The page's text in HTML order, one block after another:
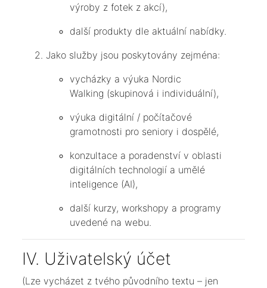
výroby z fotek z akcí),
další produkty dle aktuální nabídky.
Jako služby jsou poskytovány zejména:
vycházky a výuka Nordic
Walking (skupinová i individuální),
výuka digitální / počítačové
gramotnosti pro seniory i dospělé,
konzultace a poradenství v oblasti
digitálních technologií a umělé
inteligence (AI),
další kurzy, workshopy a programy
uvedené na webu.
IV. Uživatelský účet
(Lze vycházet z tvého původního textu – jen